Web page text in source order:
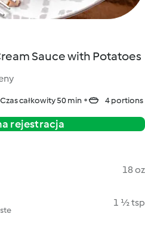
Sauce with Potatoes
Czas całkowity 50 min 4 portions
rejestracja
18 oz
1 ½ tsp